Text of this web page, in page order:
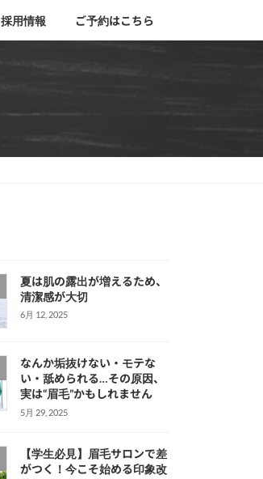
採用情報 ご予約はこちら
夏は肌の露出が増えるため、
清潔感が大切
6月 12, 2025
なんか垢抜けない・モテな
い・舐められる…その原因、
実は“眉毛”かもしれません
5月 29, 2025
【学生必見】眉毛サロンで差
がつく！今こそ始める印象改